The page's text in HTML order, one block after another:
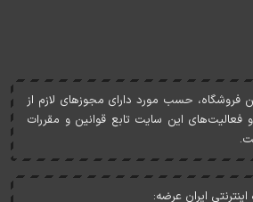
فروشگاه، حسب مورد دارای مجوزهای لازم از
فعاليت‌های اين سايت تابع قوانين و مقررات
ایران عرضه: